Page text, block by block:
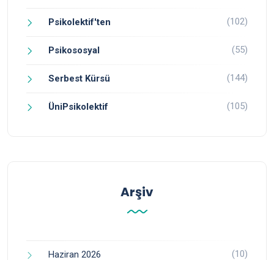
Psikolektif'ten (102)
Psikososyal (55)
Serbest Kürsü (144)
ÜniPsikolektif (105)
Arşiv
Haziran 2026 (10)